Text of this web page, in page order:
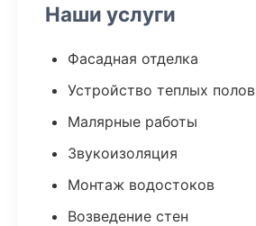
Наши услуги
Фасадная отделка
Устройство теплых полов
Малярные работы
Звукоизоляция
Монтаж водостоков
Возведение стен